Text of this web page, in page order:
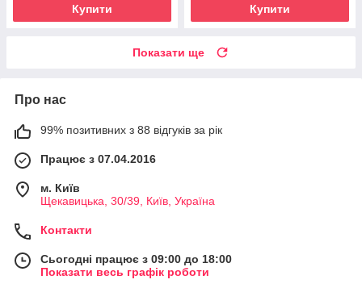
Купити Купити
Показати ще
Про нас
99% позитивних з 88 відгуків за рік
Працює з 07.04.2016
м. Київ
Щекавицька, 30/39, Київ, Україна
Контакти
Сьогодні працює з 09:00 до 18:00
Показати весь графік роботи